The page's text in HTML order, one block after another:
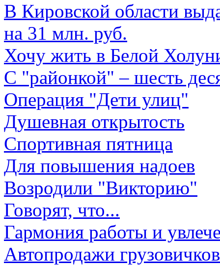
В Кировской области
на 31 млн. руб.
Хочу жить в Белой
С "районкой" – шесть
Операция "Дети улиц"
Душевная открытость
Спортивная пятница
Для повышения надоев
Возродили "Викторию"
Говорят, что...
Гармония работы и
Автопродажи